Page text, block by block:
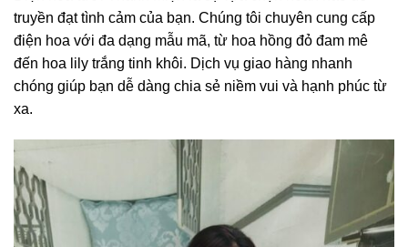
truyền đạt tình cảm của bạn. Chúng tôi chuyên cung cấp
điện hoa với đa dạng mẫu mã, từ hoa hồng đỏ đam mê
đến hoa lily trắng tinh khôi. Dịch vụ giao hàng nhanh
chóng giúp bạn dễ dàng chia sẻ niềm vui và hạnh phúc từ
xa.